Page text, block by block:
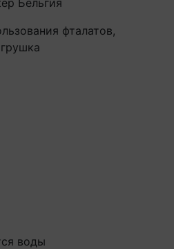
фталатов,
воды